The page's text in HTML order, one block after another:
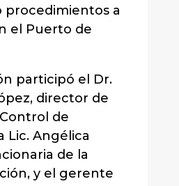
procedimientos a
el Puerto de
participó el Dr.
director de
de
Lic. Angélica
de la
y el gerente